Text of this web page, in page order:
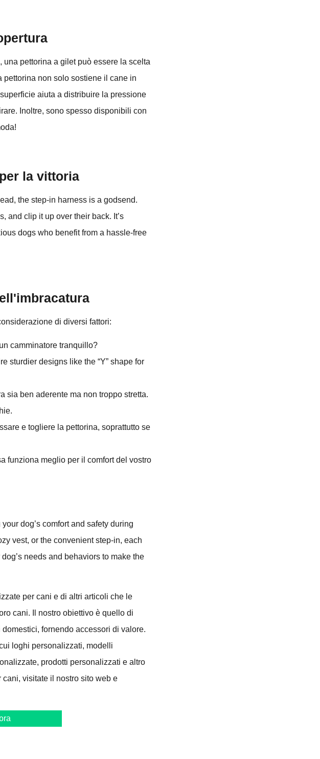
pettorina a gilet può essere la scelta
pettorina non solo sostiene il cane in
aiuta a distribuire la pressione
Inoltre, sono spesso disponibili con
la vittoria
the step-in harness is a godsend.
and clip it up over their back. It’s
dogs who benefit from a hassle-free
di diversi fattori:
camminatore tranquillo?
sturdier designs like the “Y” shape for
sia ben aderente ma non troppo stretta.
e togliere la pettorina, soprattutto se
funziona meglio per il comfort del vostro
dog’s comfort and safety during
vest, or the convenient step-in, each
needs and behaviors to make the
per cani e di altri articoli che le
cani. Il nostro obiettivo è quello di
fornendo accessori di valore.
loghi personalizzati, modelli
prodotti personalizzati e altro
visitate il nostro sito web e